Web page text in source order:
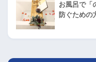
お風呂で
防ぐための